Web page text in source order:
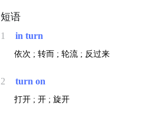
短语
1 in turn
依次 ; 转而 ; 轮流 ; 反过来
2 turn on
打开 ; 开 ; 旋开